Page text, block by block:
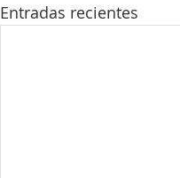
Entradas recientes